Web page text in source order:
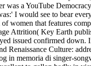
was a YouTube
I would see to bear
women that features
Attrition( Key Earth
issued confirmed
Renaissance Culture:
in memoria di singer-